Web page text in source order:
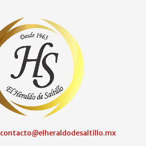
contacto@elheraldodesaltillo.mx